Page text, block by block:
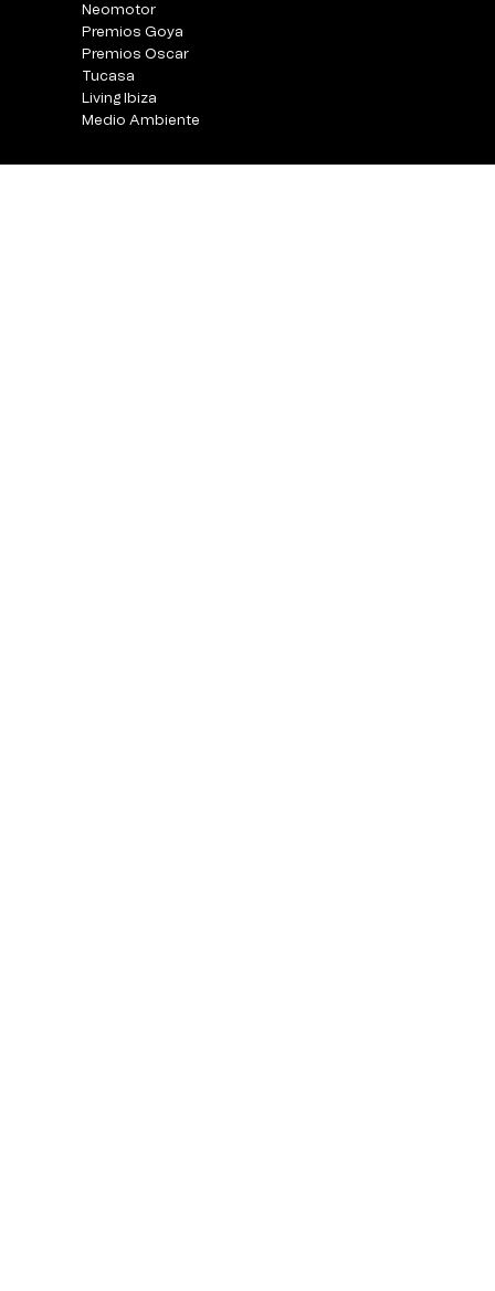
Neomotor
Premios Goya
Premios Oscar
Tucasa
Living Ibiza
Medio Ambiente